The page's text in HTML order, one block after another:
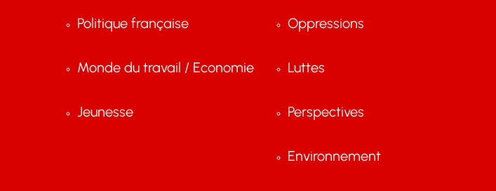
Politique française
Monde du travail / Economie
Jeunesse
Oppressions
Luttes
Perspectives
Environnement